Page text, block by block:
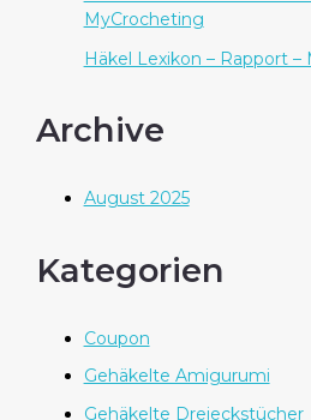
MyCrocheting
Häkel Lexikon – Rapport
Archive
August 2025
Kategorien
Coupon
Gehäkelte Amigurumi
Gehäkelte Dreieckstücher